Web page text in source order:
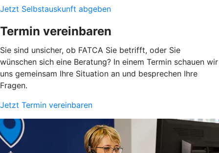
Jetzt Selbstauskunft abgeben
Termin vereinbaren
Sie sind unsicher, ob FATCA Sie betrifft, oder Sie
wünschen sich eine Beratung? In einem Termin schauen wir
uns gemeinsam Ihre Situation an und besprechen Ihre
Fragen.
Jetzt Termin vereinbaren